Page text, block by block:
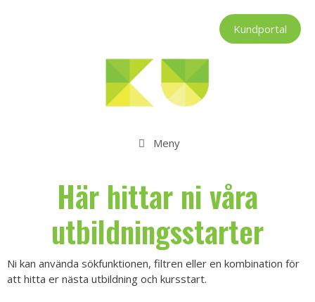
Kundportal
Meny
Här hittar ni våra
utbildningsstarter
Ni kan använda sökfunktionen, filtren eller en kombination för
att hitta er nästa utbildning och kursstart.